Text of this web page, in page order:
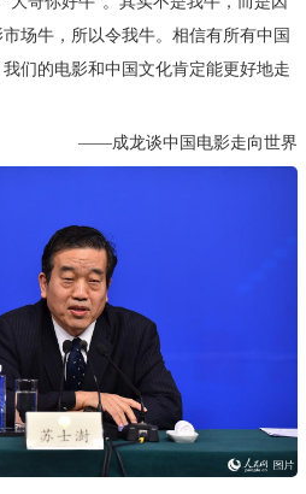
场牛，所以令我牛。相信有所有中国
们的电影和中国文化肯定能更好地走
——成龙谈中国电影走向世界